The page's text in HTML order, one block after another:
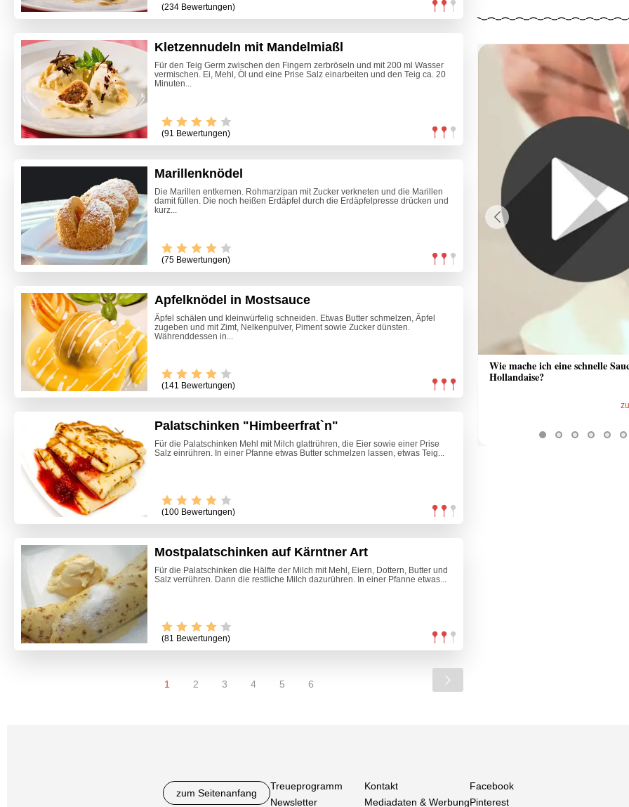
(234 Bewertungen)
Kletzennudeln mit Mandelmiaßl
Für den Teig Germ zwischen den Fingern zerbröseln und mit 200 ml Wasser
vermischen. Ei, Mehl, Öl und eine Prise Salz einarbeiten und den Teig ca. 20
Minuten...
(91 Bewertungen)
Marillenknödel
Die Marillen entkernen. Rohmarzipan mit Zucker verkneten und die Marillen
damit füllen. Die noch heißen Erdäpfel durch die Erdäpfelpresse drücken und
kurz...
(75 Bewertungen)
Apfelknödel in Mostsauce
Äpfel schälen und kleinwürfelig schneiden. Etwas Butter schmelzen, Äpfel
zugeben und mit Zimt, Nelkenpulver, Piment sowie Zucker dünsten.
Währenddessen in...
(141 Bewertungen)
Palatschinken "Himbeerfrat`n"
Für die Palatschinken Mehl mit Milch glattrühren, die Eier sowie einer Prise
Salz einrühren. In einer Pfanne etwas Butter schmelzen lassen, etwas Teig...
(100 Bewertungen)
Mostpalatschinken auf Kärntner Art
Für die Palatschinken die Hälfte der Milch mit Mehl, Eiern, Dottern, Butter und
Salz verrühren. Dann die restliche Milch dazurühren. In einer Pfanne etwas...
(81 Bewertungen)
1 2 3 4 5 6
Wie mache ich eine schnelle
Hollandaise?
Previous
zum Seitenanfang
Treueprogramm
Newsletter
Kontakt
Mediadaten & Werbung
Facebook
Pinterest